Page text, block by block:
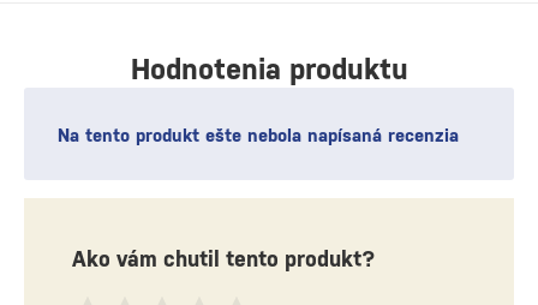
Hodnotenia produktu
Na tento produkt ešte nebola napísaná recenzia
Ako vám chutil tento produkt?